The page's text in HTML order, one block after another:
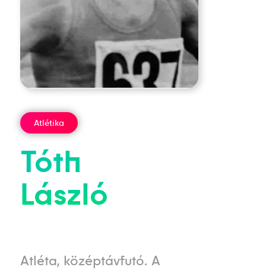
Atlétika
Tóth
László
Atléta, középtávfutó. A